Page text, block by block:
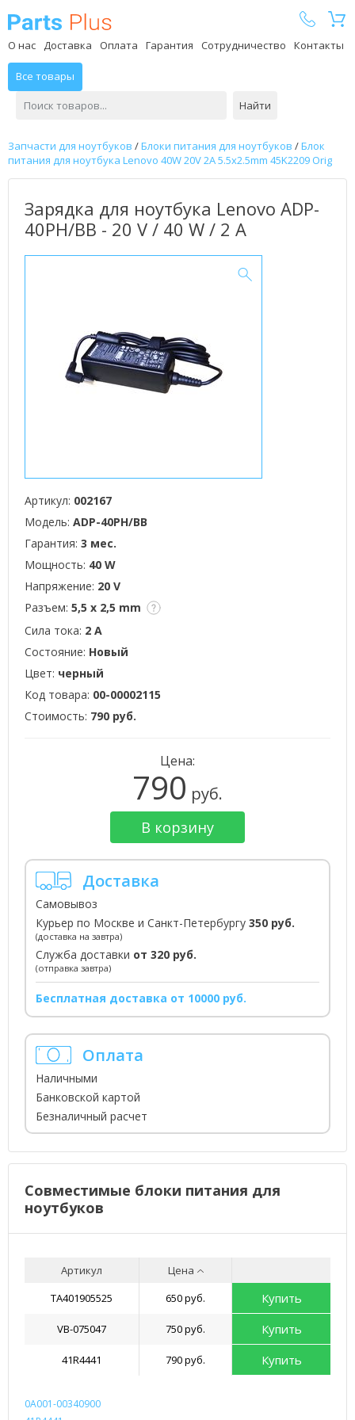
О нас Доставка Оплата Гарантия Сотрудничество Контакты
Все товары
Найти
Запчасти для ноутбуков /Блоки питания для ноутбуков /Блок
питания для ноутбука Lenovo 40W 20V 2A 5.5x2.5mm 45K2209 Orig
Зарядка для ноутбука Lenovo ADP-
40PH/BB - 20 V / 40 W / 2 А
Артикул: 002167
Модель: ADP-40PH/BB
Гарантия: 3 мес.
Мощность: 40 W
Напряжение: 20 V
Разъем: 5,5 x 2,5 mm
Сила тока: 2 А
Состояние: Новый
Цвет: черный
Код товара: 00-00002115
Стоимость: 790 руб.
Цена:
790 руб.
В корзину
Доставка
Самовывоз
Курьер по Москве и Санкт-Петербургу 350 руб.
(доставка на завтра)
Служба доставки от 320 руб.
(отправка завтра)
Бесплатная доставка от 10000 руб.
Оплата
Наличными
Банковской картой
Безналичный расчет
Совместимые блоки питания для
ноутбуков
Артикул
Цена
TA401905525
650 руб. Купить
VB-075047 750 руб. Купить
41R4441 790 руб. Купить
0A001-00340900